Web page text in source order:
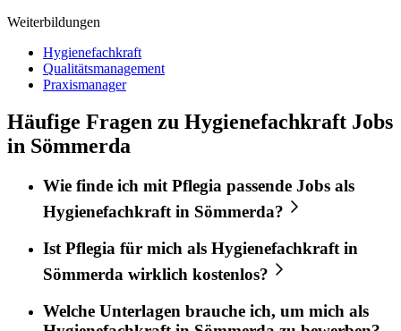
Weiterbildungen
Hygienefachkraft
Qualitätsmanagement
Praxismanager
Häufige Fragen zu Hygienefachkraft Jobs
in Sömmerda
Wie finde ich mitPflegia passende Jobs als
Hygienefachkraftin Sömmerda?
Ist Pflegia für mich als Hygienefachkraft in
Sömmerda wirklich kostenlos?
Welche Unterlagen brauche ich, um mich als